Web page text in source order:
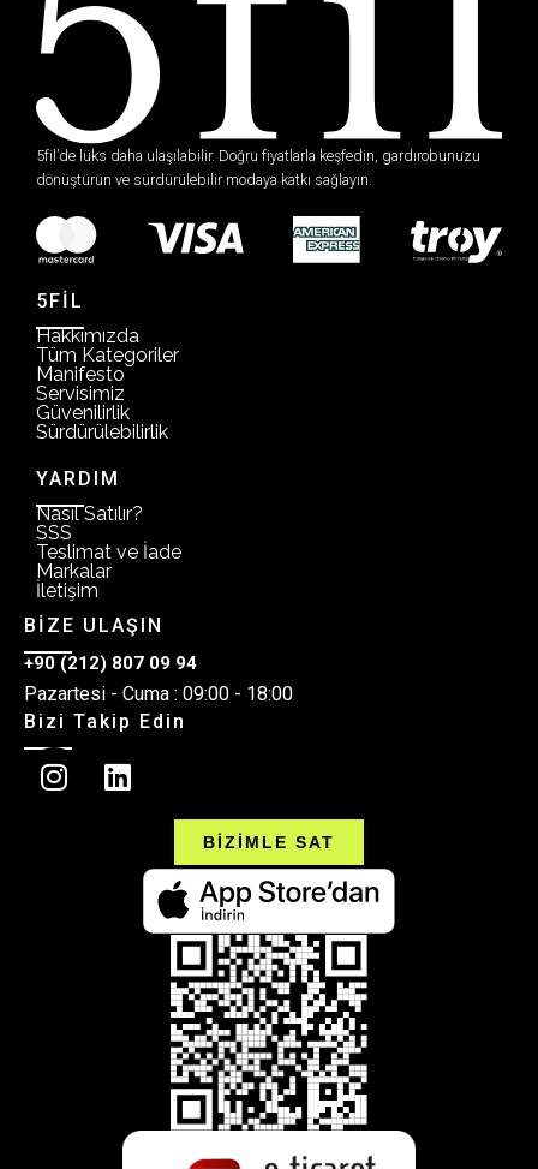
5fil’de lüks daha ulaşılabilir. Doğru fiyatlarla keşfedin, gardırobunuzu
dönüştürün ve sürdürülebilir modaya katkı sağlayın.
5FİL
Hakkımızda
Tüm Kategoriler
Manifesto
Servisimiz
Güvenilirlik
Sürdürülebilirlik
YARDIM
Nasıl Satılır?
SSS
Teslimat ve İade
Markalar
İletişim
BİZE ULAŞIN
+90 (212) 807 09 94
Pazartesi - Cuma : 09:00 - 18:00
Bizi Takip Edin
BİZİMLE SAT